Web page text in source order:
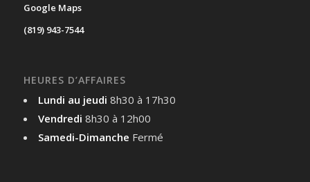
Google Maps
(819) 943-7544
HEURES D’AFFAIRES
Lundi au jeudi 8h30 à 17h30
Vendredi 8h30 à 12h00
Samedi-Dimanche Fermé